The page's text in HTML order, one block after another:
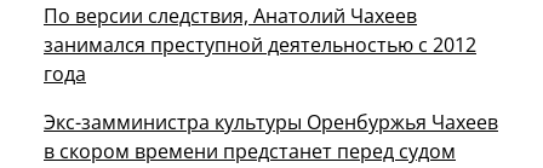
По версии следствия, Анатолий Чахеев
занимался преступной деятельностью с 2012
года
Экс-замминистра культуры Оренбуржья Чахеев
в скором времени предстанет перед судом